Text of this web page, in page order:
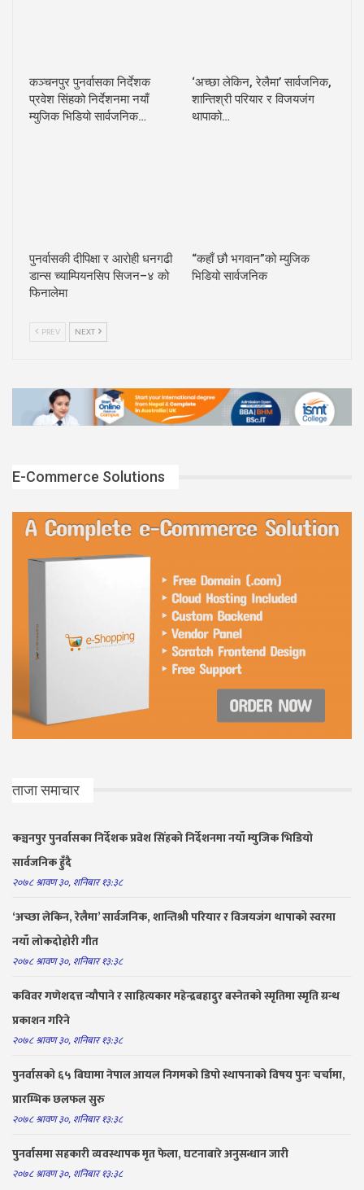
कञ्चनपुर पुनर्वासका निर्देशक
प्रवेश सिंहको निर्देशनमा नयाँ
म्युजिक भिडियो सार्वजनिक…
‘अच्छा लेकिन, रेलैमा’ सार्वजनिक,
शान्तिश्री परियार र विजयजंग
थापाको…
पुनर्वासकी दीपिक्षा र आरोही धनगढी
डान्स च्याम्पियनसिप सिजन–४ को
फिनालेमा
“कहाँ छौ भगवान”को म्युजिक
भिडियो सार्वजनिक
PREV NEXT
E-Commerce Solutions
ताजा समाचार
कञ्चनपुर पुनर्वासका निर्देशक प्रवेश सिंहको निर्देशनमा नयाँ म्युजिक भिडियो
सार्वजनिक हुँदै
२०७८ श्रावण ३०, शनिबार १३:३८
‘अच्छा लेकिन, रेलैमा’ सार्वजनिक, शान्तिश्री परियार र विजयजंग थापाको स्वरमा
नयाँ लोकदोहोरी गीत
२०७८ श्रावण ३०, शनिबार १३:३८
कविवर गणेशदत्त न्यौपाने र साहित्यकार महेन्द्रबहादुर बस्नेतको स्मृतिमा स्मृति ग्रन्थ
प्रकाशन गरिने
२०७८ श्रावण ३०, शनिबार १३:३८
पुनर्वासको ६५ बिघामा नेपाल आयल निगमको डिपो स्थापनाको विषय पुनः चर्चामा,
प्रारम्भिक छलफल सुरु
२०७८ श्रावण ३०, शनिबार १३:३८
पुनर्वासमा सहकारी व्यवस्थापक मृत फेला, घटनाबारे अनुसन्धान जारी
२०७८ श्रावण ३०, शनिबार १३:३८